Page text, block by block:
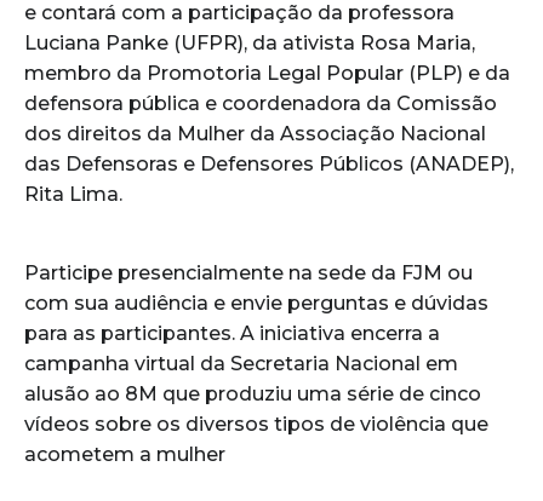
e contará com a participação da professora
Luciana Panke (UFPR), da ativista Rosa Maria,
membro da Promotoria Legal Popular (PLP) e da
defensora pública e coordenadora da Comissão
dos direitos da Mulher da Associação Nacional
das Defensoras e Defensores Públicos (ANADEP),
Rita Lima.
Participe presencialmente na sede da FJM ou
com sua audiência e envie perguntas e dúvidas
para as participantes. A iniciativa encerra a
campanha virtual da Secretaria Nacional em
alusão ao 8M que produziu uma série de cinco
vídeos sobre os diversos tipos de violência que
acometem a mulher